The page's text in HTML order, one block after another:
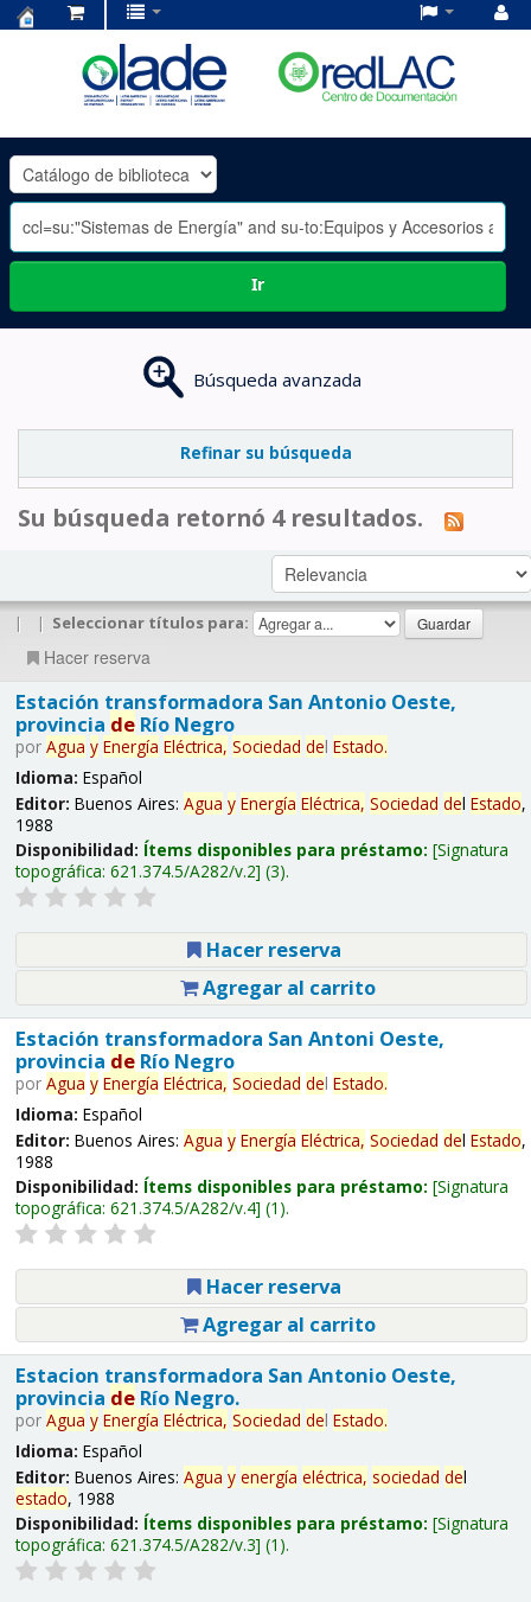
OLADE
-
Ir
Búsqueda avanzada
Refinar su búsqueda
Su búsqueda retornó 4 resultados.
| | Seleccionar títulos para:
Hacer reserva
Estación transformadora San Antonio Oeste,
provincia deRío Negro
por Agua y Energía Eléctrica, Sociedad del Estado.
Idioma: Español
Editor: Buenos Aires: Agua y Energía Eléctrica, Sociedad del Estado,
1988
Disponibilidad: Ítems disponibles para préstamo: Signatura
topográfica: 621.374.5/A282/v.2 (3).
Hacer reserva
Agregar al carrito
Estación transformadora San Antoni Oeste,
provincia deRío Negro
por Agua y Energía Eléctrica, Sociedad del Estado.
Idioma: Español
Editor: Buenos Aires: Agua y Energía Eléctrica, Sociedad del Estado,
1988
Disponibilidad: Ítems disponibles para préstamo: Signatura
topográfica: 621.374.5/A282/v.4 (1).
Hacer reserva
Agregar al carrito
Estacion transformadora San Antonio Oeste,
provincia deRío Negro.
por Agua y Energía Eléctrica, Sociedad del Estado.
Idioma: Español
Editor: Buenos Aires: Agua y energía eléctrica, sociedad del
estado, 1988
Disponibilidad: Ítems disponibles para préstamo: Signatura
topográfica: 621.374.5/A282/v.3 (1).